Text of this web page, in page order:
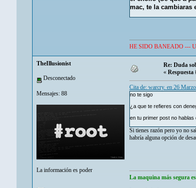
mac, te la cambiaras
HE SIDO BANEADO ---
TheIllusionist
Desconectado
Mensajes: 88
La información es poder
Re: Duda
« Respuesta
Cita de: warcry. en 26
no te sigo
¿a que te refieres con
en tu primer post no
Si tienes razón pero yo no
habría alguna opción de
La maquina más segura